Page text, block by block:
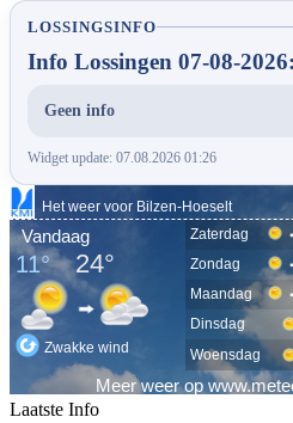
LOSSINGSINFO
Info Lossingen 07-08-2026:
Geen info
Widget update: 07.08.2026 01:26
Laatste Info